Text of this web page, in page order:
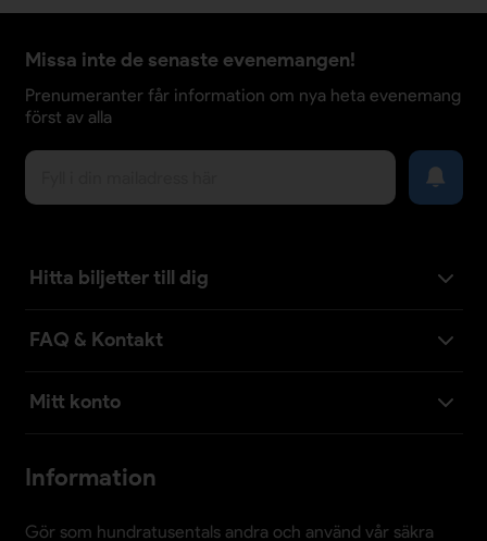
Missa inte de senaste evenemangen!
Prenumeranter får information om nya heta evenemang
först av alla
Hitta biljetter till dig
FAQ & Kontakt
Mitt konto
Information
Gör som hundratusentals andra och använd vår säkra